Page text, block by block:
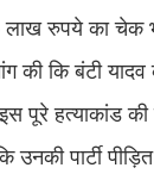
लाख रुपये का चेक
की कि बंटी यादव
पूरे हत्याकांड की
उनकी पार्टी